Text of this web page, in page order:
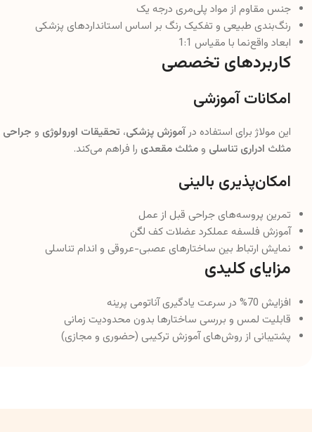
جنس مقاوم از مواد پلی‌مری درجه یک
رنگ‌بندی طبیعی و تفکیک رنگ بر اساس استانداردهای پزشکی
ابعاد واقع‌نما با مقیاس 1:1
کاربردهای تخصصی
امکانات آموزشی
این مولاژ برای استفاده درآموزش پزشکی، تحقیقات اورولوژی و جراحی
مثلث ادراری تناسلی و مثلث مقعدی را فراهم می‌کند.
امکان‌پذیری بالینی
تمرین پروسه‌های جراحی قبل از عمل
آموزش فلسفه عملکرد عضلات کف لگن
نمایش ارتباط بین ساختارهای عصبی-عروقی و اندام تناسلی
مزایای کلیدی
افزایش 70% در سرعت یادگیری آناتومی پرینه
قابلیت لمس و بررسی ساختارها بدون محدودیت زمانی
پشتیبانی از روش‌های آموزش ترکیبی (حضوری و مجازی)